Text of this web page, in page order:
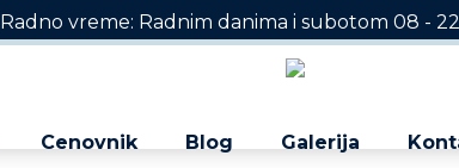
Radno vreme: Radnim danima i subotom 08 -
Cenovnik Blog Galerija